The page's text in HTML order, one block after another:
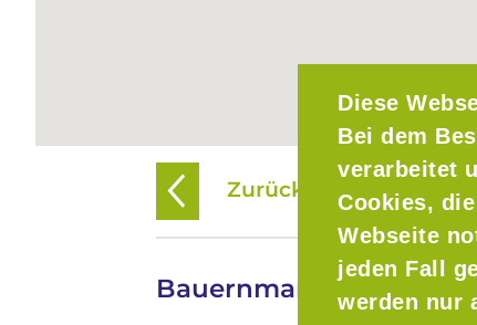
Diese
Bei dem
verarbeitet
Cookies,
Webseite
jeden Fall
werden nur
Zurück zur Übersicht
Bauernmarkt